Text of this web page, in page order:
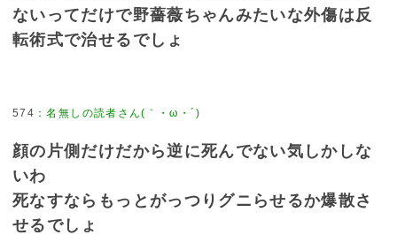
ないってだけで野薔薇ちゃんみたいな外傷は反
転術式で治せるでしょ
574 ：名無しの読者さん(｀・ω・´)
顔の片側だけだから逆に死んでない気しかしな
いわ
死なすならもっとがっつりグニらせるか爆散さ
せるでしょ